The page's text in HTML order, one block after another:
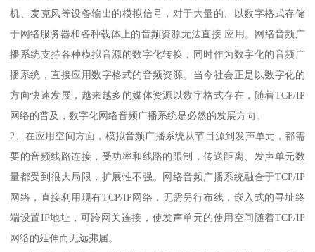
机、麦克风等设备输出的模拟信号，对于大量的、以数字格式存储
于网络服务器和各种载体上的音频资源无法直接 应用。网络音频广
播系统支持各种模拟音源的数字化转换，同时作为数字化的音频广
播系统，直接应用数字格式的音频资源。当今社会正是以数字化的
方向快速发展，越来越多的媒体资源以数字格式存在，随着TCP/IP
网络的普及，数字化网络音频广播系统是必然的发展方向。
2、在应用空间方面，模拟音频广播系统从节目源到发声单元，都需
要的音频线路连接，受功率和线路的限制，传送距离、发声单元数
量都受到很大局限，扩展性不强。网络音频广播系统融合于TCP/IP
网络，直接利用现有TCP/IP网络，无需另行布线，嵌入式的寻址终
端设置IP地址，可跨网关连接，使发声单元的使用空间随着TCP/IP
网络的延伸而无远弗届。